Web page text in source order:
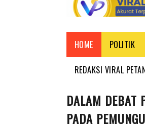
HOME POLITIK
REDAKSI VIRAL
DALAM DEBAT
PADA